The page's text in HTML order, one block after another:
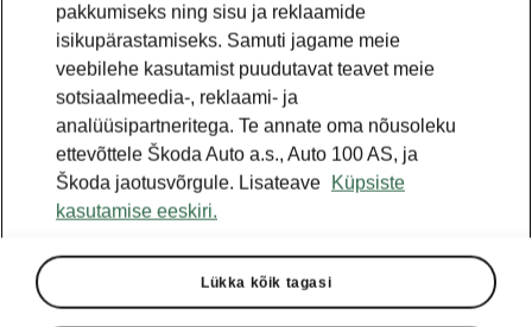
pakkumiseks ning sisu ja reklaamide
isikupärastamiseks. Samuti jagame meie
veebilehe kasutamist puudutavat teavet meie
sotsiaalmeedia-, reklaami- ja
analüüsipartneritega. Te annate oma nõusoleku
ettevõttele Škoda Auto a.s., Auto 100 AS, ja
Škoda jaotusvõrgule. Lisateave
Küpsiste
kasutamise eeskiri.
Lükka kõik tagasi